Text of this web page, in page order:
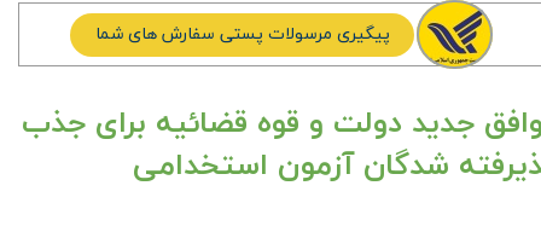
پیگیری مرسولات پستی سفارش های شما
جدید دولت و قوه قضائیه برای جذب
‌شدگان آزمون استخدامی